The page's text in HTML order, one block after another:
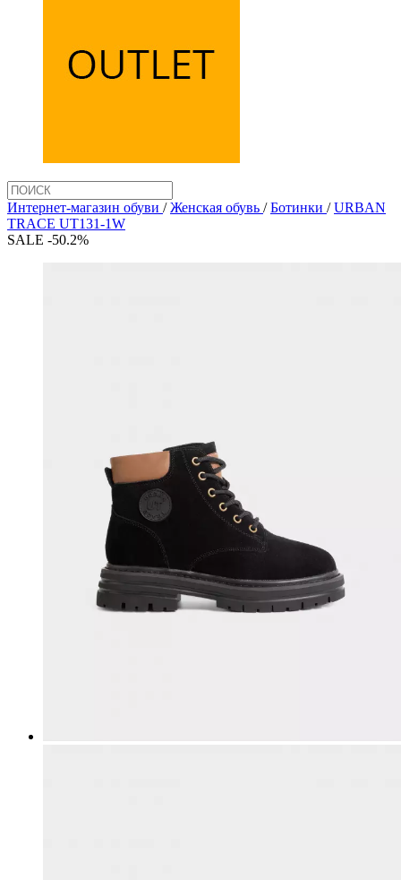
Интернет-магазин обуви /Женская обувь /Ботинки /URBAN
TRACE UT131-1W
SALE -50.2%